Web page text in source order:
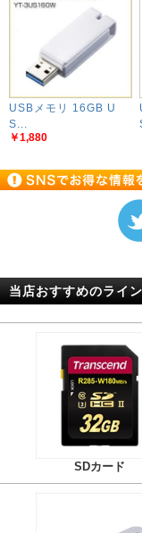
USBメモリ 16GB U
S...
￥1,880
当店おすすめのライ
SDカード